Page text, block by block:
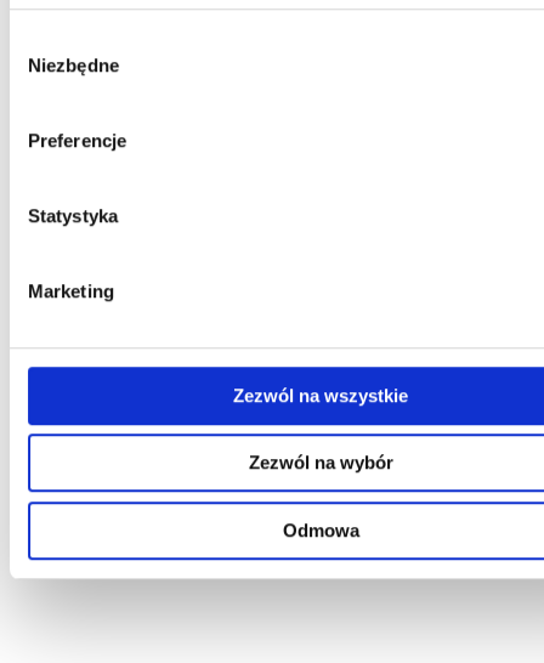
zgody
Niezbędne
Preferencje
Statystyka
Marketing
Zezwól na wszystkie
Zezwól na wybór
Odmowa